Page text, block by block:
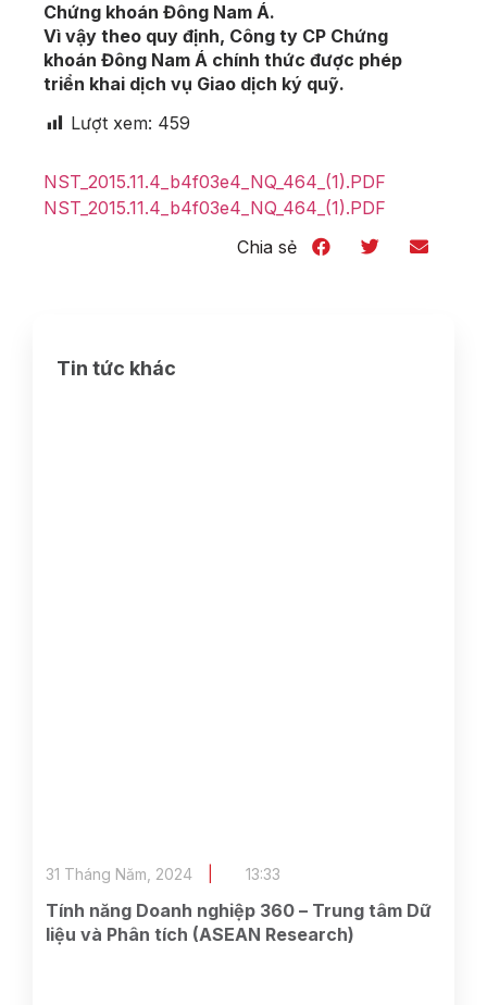
Chứng khoán Đông Nam Á.
Vì vậy theo quy định, Công ty CP Chứng
khoán Đông Nam Á chính thức được phép
triển khai dịch vụ Giao dịch ký quỹ.
Lượt xem: 459
NST_2015.11.4_b4f03e4_NQ_464_(1).PDF
NST_2015.11.4_b4f03e4_NQ_464_(1).PDF
Chia sẻ
Tin tức khác
Tính năng Doanh nghiệp 360 – Trung tâm Dữ
liệu và Phân tích (ASEAN Research)
31 Tháng Năm, 2024 13:33